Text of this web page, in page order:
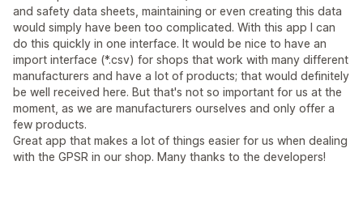
and safety data sheets, maintaining or even creating this data
would simply have been too complicated. With this app I can
do this quickly in one interface. It would be nice to have an
import interface (*.csv) for shops that work with many different
manufacturers and have a lot of products; that would definitely
be well received here. But that's not so important for us at the
moment, as we are manufacturers ourselves and only offer a
few products.
Great app that makes a lot of things easier for us when dealing
with the GPSR in our shop. Many thanks to the developers!